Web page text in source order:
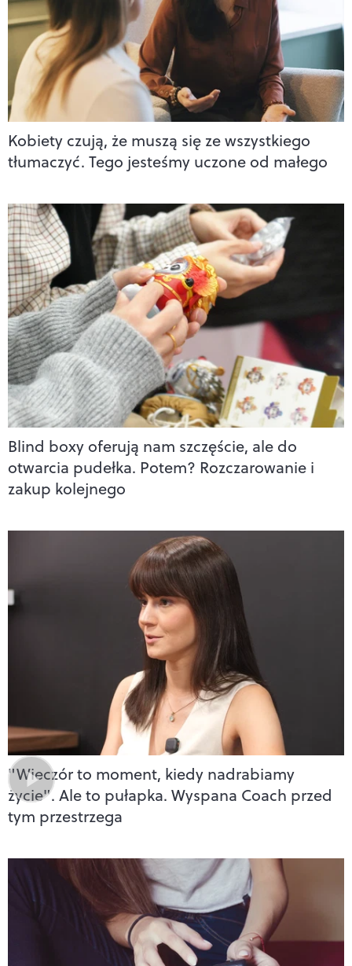
Kobiety czują, że muszą się ze wszystkiego
tłumaczyć. Tego jesteśmy uczone od małego
Blind boxy oferują nam szczęście, ale do
otwarcia pudełka. Potem? Rozczarowanie i
zakup kolejnego
"Wieczór to moment, kiedy nadrabiamy
życie". Ale to pułapka. Wyspana Coach przed
tym przestrzega